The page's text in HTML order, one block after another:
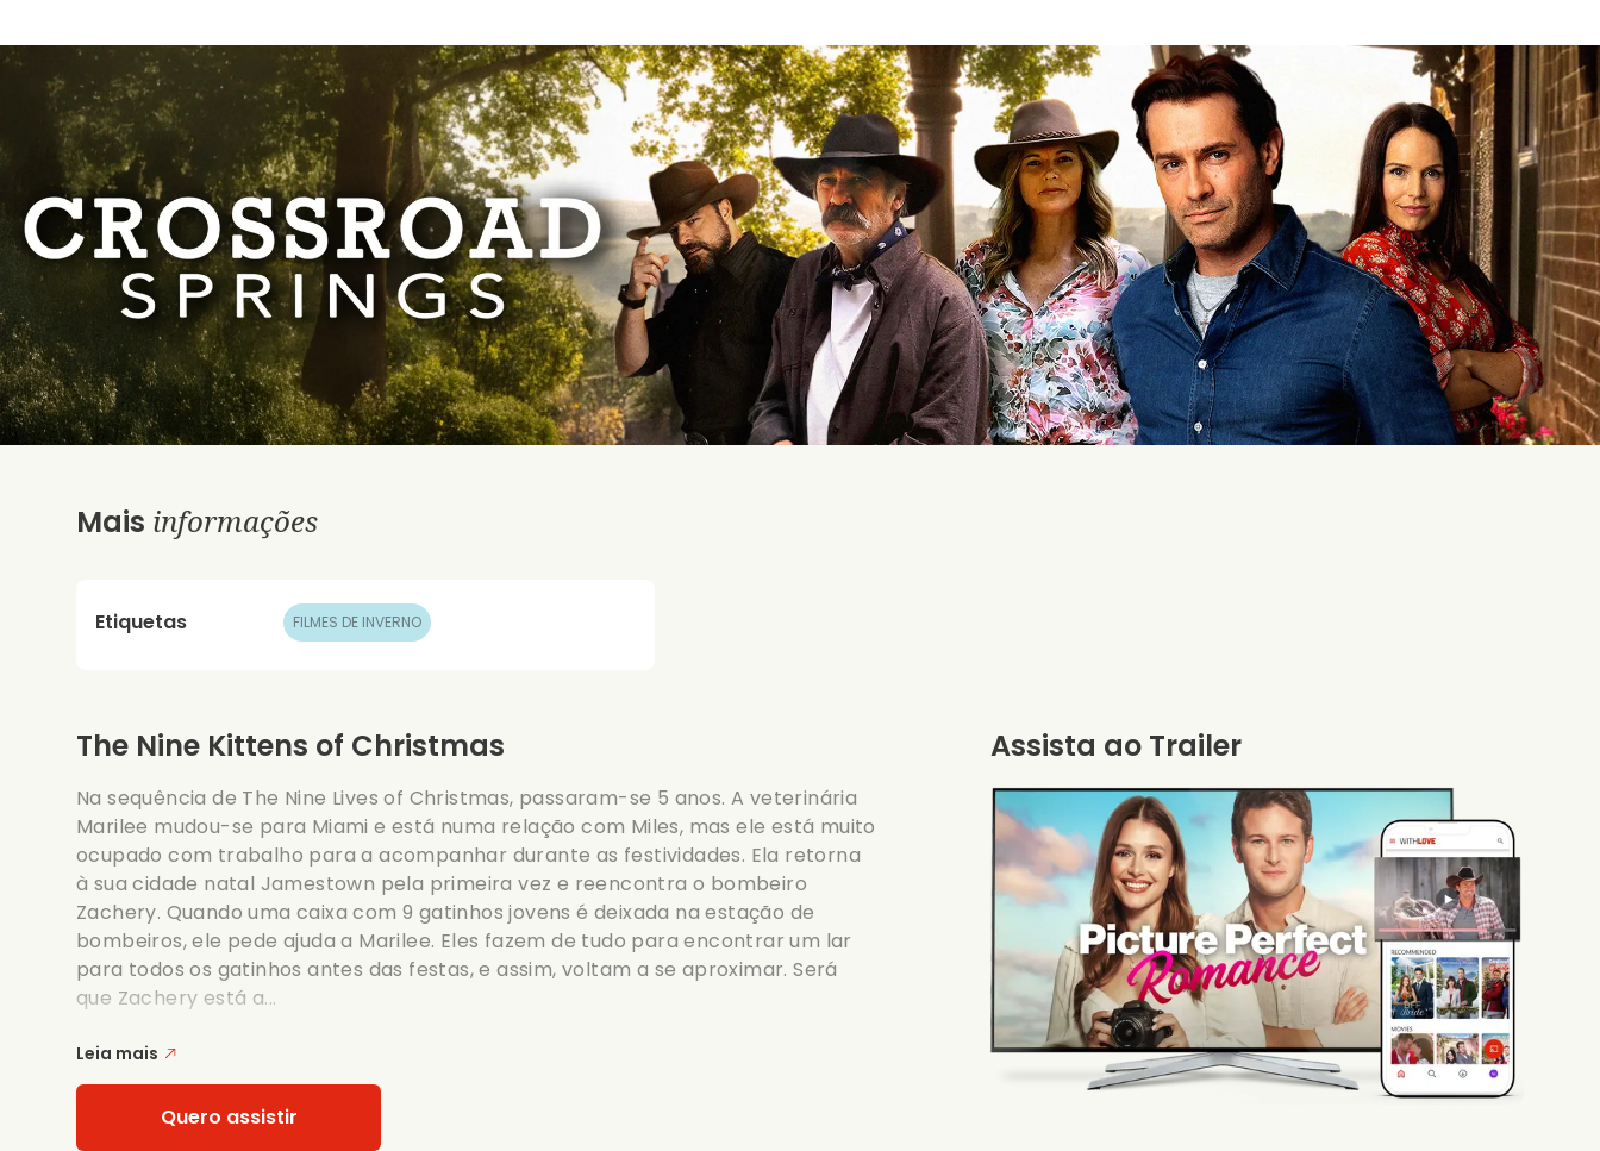
Mais informações
Etiquetas FILMES DE INVERNO
The Nine Kittens of Christmas
Na sequência de The Nine Lives of Christmas, passaram-se 5 anos. A veterinária
Marilee mudou-se para Miami e está numa relação com Miles, mas ele está muito
ocupado com trabalho para a acompanhar durante as festividades. Ela retorna
à sua cidade natal Jamestown pela primeira vez e reencontra o bombeiro
Zachery. Quando uma caixa com 9 gatinhos jovens é deixada na estação de
bombeiros, ele pede ajuda a Marilee. Eles fazem de tudo para encontrar um lar
para todos os gatinhos antes das festas, e assim, voltam a se aproximar. Será
que Zachery está a...
Leia mais
Quero assistir
Assista ao Trailer